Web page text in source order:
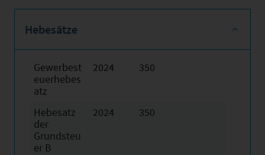
Hebesätze
Gewerbest
euerhebes
atz
2024 350
Hebesatz
der
Grundsteu
er B
2024 350